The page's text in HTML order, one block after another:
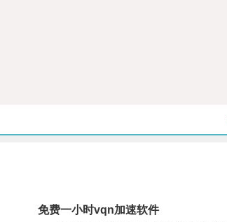
免费一小时vqn加速软件